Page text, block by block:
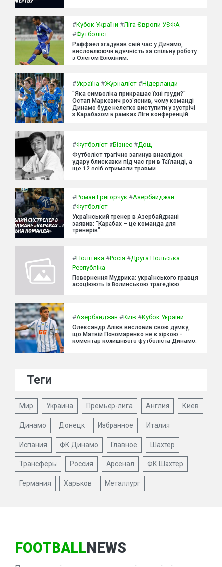
#Кубок України #Ліга Європи УЄФА
#Футболіст
Раффаел згадував свій час у Динамо,
висловлюючи вдячність за спільну роботу
з Олегом Блохіним.
#Україна #Журналіст #Нідерланди
"Яка символіка прикрашає їхні груди?"
Остап Маркевич роз'яснив, чому команді
Динамо буде нелегко виступити у зустрічі
з Карабахом в рамках Ліги конференцій.
#Футболіст #Бізнес #Дощ
Футболіст трагічно загинув внаслідок
удару блискавки під час гри в Таїланді, а
ще 12 осіб отримали травми.
#Роман Григорчук #Азербайджан
#Футболіст
Український тренер в Азербайджані
заявив: "Карабах – це команда для
тренерів".
#Політика #Росія #Друга Польська
Республіка
Повернення Мудрика: українського гравця
асоціюють із Волинською трагедією.
#Азербайджан #Київ #Кубок України
Олександр Алієв висловив свою думку,
що Матвій Пономаренко не є зіркою -
коментар колишнього футболіста Динамо.
Теги
Мир Украина Премьер-лига Англия Киев
Динамо Донецк Избранное Италия
Испания ФК Динамо Главное Шахтер
Трансферы Россия Арсенал ФК Шахтер
Германия Харьков Металлург
FOOTBALLNEWS